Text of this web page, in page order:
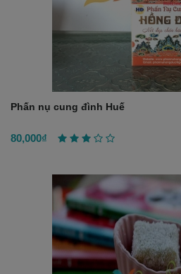
Phấn nụ cung đình Huế
80,000₫